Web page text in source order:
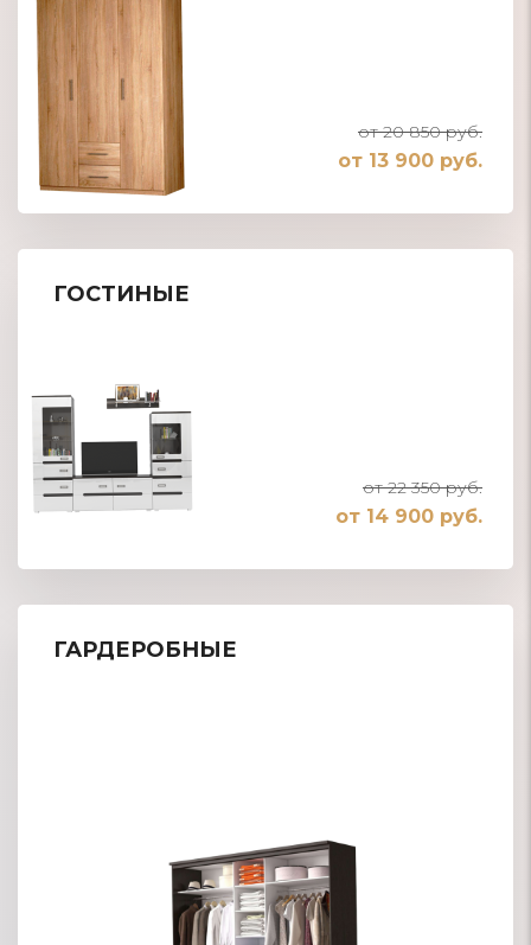
от 20 850 руб.
от 13 900 руб.
ГОСТИНЫЕ
от 22 350 руб.
от 14 900 руб.
ГАРДЕРОБНЫЕ